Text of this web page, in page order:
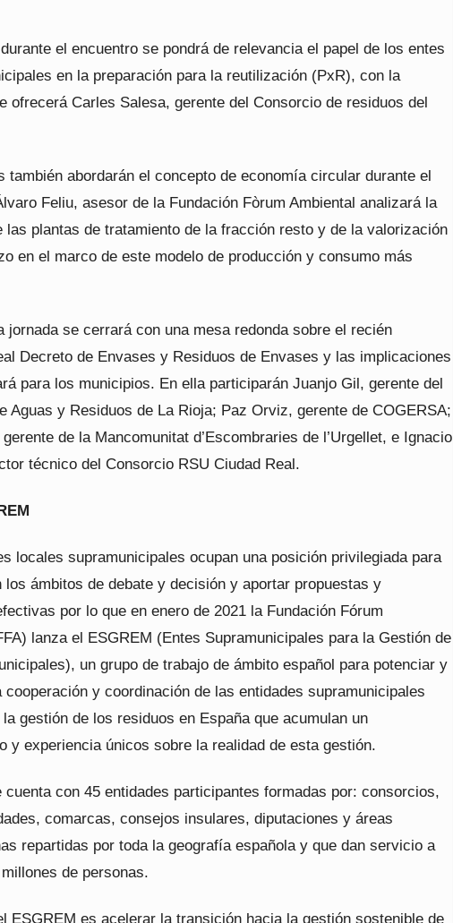
el encuentro se pondrá de relevancia el papel de los entes
en la preparación para la reutilización (PxR), con la
ofrecerá Carles Salesa, gerente del Consorcio de residuos del
también abordarán el concepto de economía circular durante el
Feliu, asesor de la Fundación Fòrum Ambiental analizará la
las plantas de tratamiento de la fracción resto y de la valorización
en el marco de este modelo de producción y consumo más
jornada se cerrará con una mesa redonda sobre el recién
Decreto de Envases y Residuos de Envases y las implicaciones
para los municipios. En ella participarán Juanjo Gil, gerente del
Aguas y Residuos de La Rioja; Paz Orviz, gerente de COGERSA;
de la Mancomunitat d’Escombraries de l’Urgellet, e Ignacio
técnico del Consorcio RSU Ciudad Real.
locales supramunicipales ocupan una posición privilegiada para
los ámbitos de debate y decisión y aportar propuestas y
por lo que en enero de 2021 la Fundación Fórum
lanza el ESGREM (Entes Supramunicipales para la Gestión de
un grupo de trabajo de ámbito español para potenciar y
cooperación y coordinación de las entidades supramunicipales
gestión de los residuos en España que acumulan un
y experiencia únicos sobre la realidad de esta gestión.
cuenta con 45 entidades participantes formadas por: consorcios,
comarcas, consejos insulares, diputaciones y áreas
repartidas por toda la geografía española y que dan servicio a
de personas.
ESGREM es acelerar la transición hacia la gestión sostenible de